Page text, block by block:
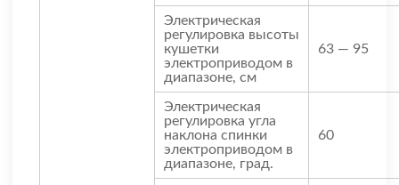
Электрическая
регулировка высоты
кушетки
электроприводом в
диапазоне, см
63 — 95
Электрическая
регулировка угла
наклона спинки
электроприводом в
диапазоне, град.
60